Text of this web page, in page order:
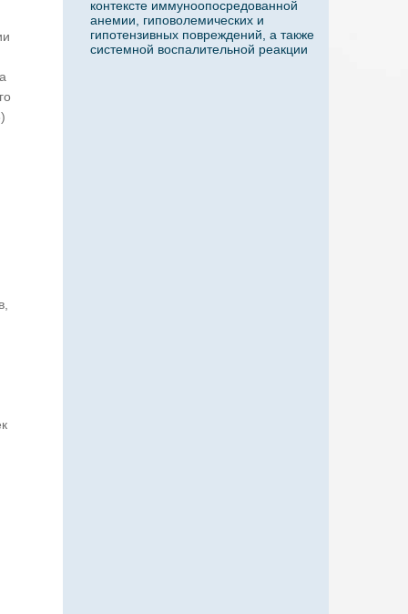
контексте иммуноопосредованной
анемии, гиповолемических и
гипотензивных повреждений, а также
системной воспалительной реакции